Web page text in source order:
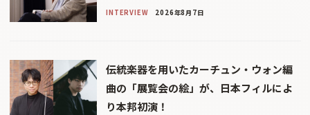
INTERVIEW 2026年8月7日
伝統楽器を用いたカーチュン・ウォン編
曲の「展覧会の絵」が、日本フィルによ
り本邦初演！